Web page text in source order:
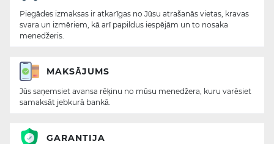
Piegādes izmaksas ir atkarīgas no Jūsu atrašanās vietas, kravas
svara un izmēriem, kā arī papildus iespējām un to nosaka
menedžeris.
MAKSĀJUMS
Jūs saņemsiet avansa rēķinu no mūsu menedžera, kuru varēsiet
samaksāt jebkurā bankā.
GARANTIJA